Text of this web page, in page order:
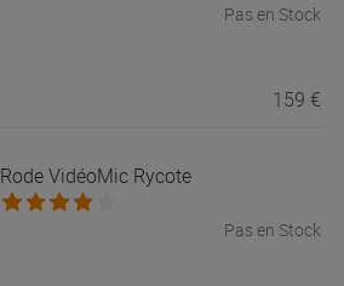
Pas en Stock
159 €
RodeVidéoMic Rycote
Pas en Stock